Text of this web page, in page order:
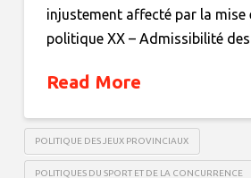
injustement affecté par la mise
politique XX – Admissibilité
Read More
POLITIQUE DES JEUX PROVINCIAUX
POLITIQUES DU SPORT ET DE LA CONCURRENCE